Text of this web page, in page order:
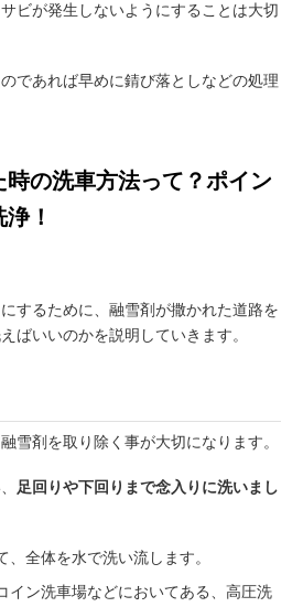
ビが発生しないようにすることは大切
であれば早めに錆び落としなどの処理
の洗車方法って？ポイン
！
するために、融雪剤が撒かれた道路を
ばいいのかを説明していきます。
雪剤を取り除く事が大切になります。
足回りや下回りまで念入りに洗いまし
、全体を水で洗い流します。
イン洗車場などにおいてある、高圧洗